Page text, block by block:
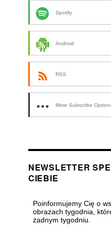
Spotify
Android
RSS
More Subscribe
NEWSLETTER
CIEBIE
Poinformujemy Cię o
obrazach tygodnia,
żadnym tygodniu.